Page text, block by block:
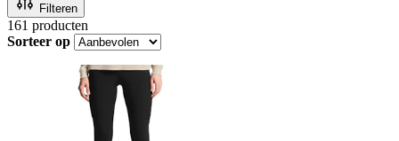
Filteren
161 producten
Sorteer op